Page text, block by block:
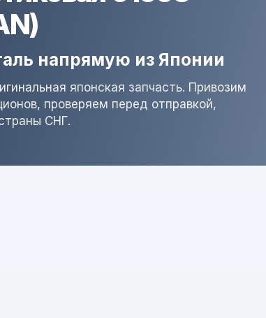
напрямую из Японии
японская запчасть. Привозим
проверяем перед отправкой,
СНГ.